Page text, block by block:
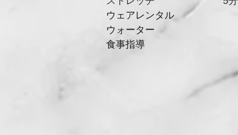
ウェアレンタル
​ウォーター
​食事指導